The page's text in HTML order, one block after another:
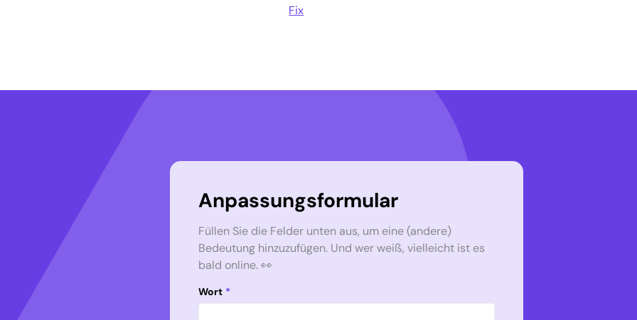
Fix
Anpassungsformular
Füllen Sie die Felder unten aus, um eine (andere)
Bedeutung hinzuzufügen. Und wer weiß, vielleicht ist es
bald online. 👀
Wort *